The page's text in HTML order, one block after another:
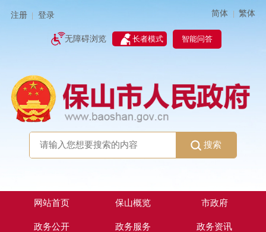
注册 登录 简体 | 繁体
无障碍浏览 长者模式 智能问答
搜索
网站首页 保山概览 市政府
政务公开 政务服务 政务资讯